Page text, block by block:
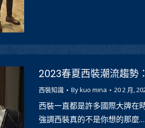
2023春夏西裝潮流趨勢
西裝知識 Bykuo mina 20 2 月,
西裝一直都是許多國際大牌在
強調西裝真的不是你想的那麼…